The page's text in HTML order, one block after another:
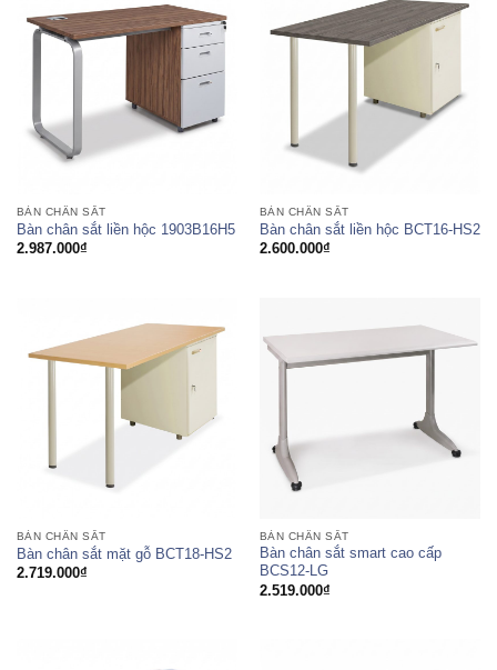
BÀN CHÂN SẮT
Bàn chân sắt liền hộc 1903B16H5
2.987.000₫
BÀN CHÂN SẮT
Bàn chân sắt liền hộc BCT16-HS2
2.600.000₫
BÀN CHÂN SẮT
Bàn chân sắt mặt gỗ BCT18-HS2
2.719.000₫
BÀN CHÂN SẮT
Bàn chân sắt smart cao cấp
BCS12-LG
2.519.000₫